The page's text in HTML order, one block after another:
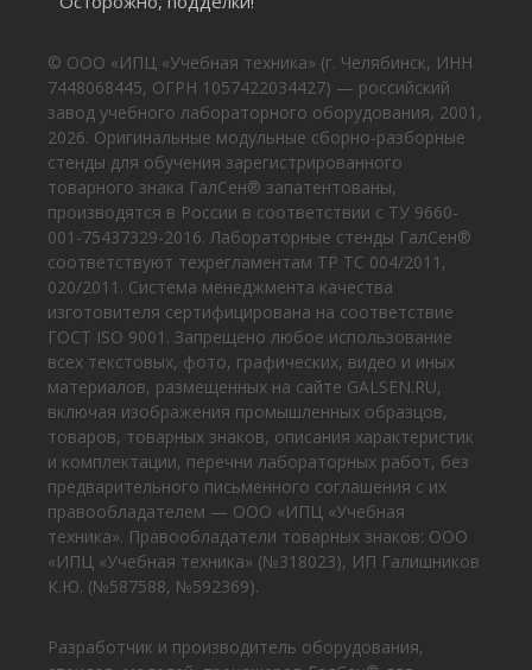
© ООО «ИПЦ «Учебная техника» (г. Челябинск, ИНН
7448068445, ОГРН 1057422034427) — российский
завод учебного лабораторного оборудования, 2001,
2026. Оригинальные модульные сборно-разборные
стенды для обучения зарегистрированного
товарного знака ГалСен® запатентованы,
производятся в России в соответствии с ТУ 9660-
001-75437329-2016. Лабораторные стенды ГалСен®
соответствуют техрегламентам ТР ТС 004/2011,
020/2011. Система менеджмента качества
изготовителя сертифицирована на соответствие
ГОСТ ISO 9001. Запрещено любое использование
всех текстовых, фото, графических, видео и иных
материалов, размещенных на сайте GALSEN.RU,
включая изображения промышленных образцов,
товаров, товарных знаков, описания характеристик
и комплектации, перечни лабораторных работ, без
предварительного письменного соглашения с их
правообладателем — ООО «ИПЦ «Учебная
техника». Правообладатели товарных знаков: ООО
«ИПЦ «Учебная техника» (№318023), ИП Галишников
К.Ю. (№587588, №592369).
Разработчик и производитель оборудования,